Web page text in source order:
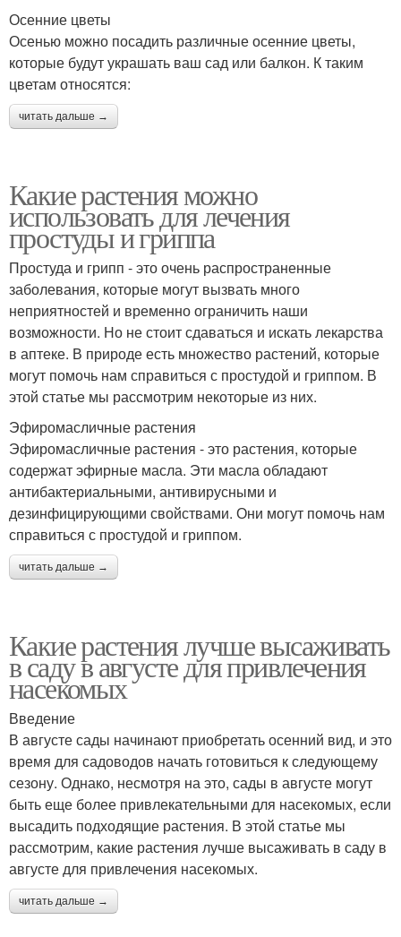
Осенние цветы
Осенью можно посадить различные осенние цветы,
которые будут украшать ваш сад или балкон. К таким
цветам относятся:
читать дальше →
Какие растения можно
использовать для лечения
простуды и гриппа
Простуда и грипп - это очень распространенные
заболевания, которые могут вызвать много
неприятностей и временно ограничить наши
возможности. Но не стоит сдаваться и искать лекарства
в аптеке. В природе есть множество растений, которые
могут помочь нам справиться с простудой и гриппом. В
этой статье мы рассмотрим некоторые из них.
Эфиромасличные растения
Эфиромасличные растения - это растения, которые
содержат эфирные масла. Эти масла обладают
антибактериальными, антивирусными и
дезинфицирующими свойствами. Они могут помочь нам
справиться с простудой и гриппом.
читать дальше →
Какие растения лучше высаживать
в саду в августе для привлечения
насекомых
Введение
В августе сады начинают приобретать осенний вид, и это
время для садоводов начать готовиться к следующему
сезону. Однако, несмотря на это, сады в августе могут
быть еще более привлекательными для насекомых, если
высадить подходящие растения. В этой статье мы
рассмотрим, какие растения лучше высаживать в саду в
августе для привлечения насекомых.
читать дальше →